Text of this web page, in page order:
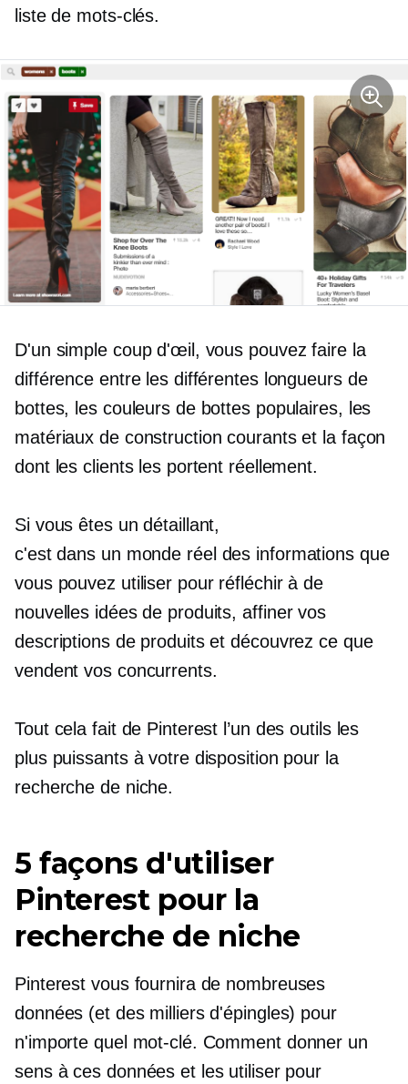
liste de mots-clés.
D'un simple coup d'œil, vous pouvez faire la
différence entre les différentes longueurs de
bottes, les couleurs de bottes populaires, les
matériaux de construction courants et la façon
dont les clients les portent réellement.
Si vous êtes un détaillant,
c'estdans un monde réel des informations que
vous pouvez utiliser pour réfléchir à de
nouvelles idées de produits,affinervos
descriptions de produits et découvrez ce que
vendent vos concurrents.
Tout cela fait de Pinterest l’un des outils les
plus puissants à votre disposition pour la
recherche de niche.
5 façons d'utiliser
Pinterest pour la
recherche de niche
Pinterest vous fournira de nombreuses
données (et des milliers d'épingles) pour
n'importe quel mot-clé. Comment donner un
sens à ces données et les utiliser pour